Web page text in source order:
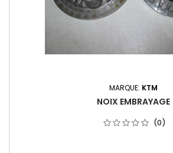
MARQUE: KTM
NOIX EMBRAYAGE
(0)